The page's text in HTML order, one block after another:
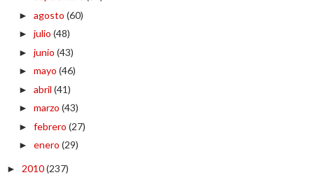
► agosto (60)
► julio (48)
► junio (43)
► mayo (46)
► abril (41)
► marzo (43)
► febrero (27)
► enero (29)
► 2010(237)